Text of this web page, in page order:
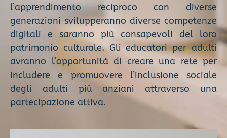
l’apprendimento reciproco con diverse
generazioni svilupperanno diverse competenze
digitali e saranno più consapevoli del loro
patrimonio culturale. Gli educatori per adulti
avranno l’opportunità di creare una rete per
includere e promuovere l’inclusione sociale
degli adulti più anziani attraverso una
partecipazione attiva.